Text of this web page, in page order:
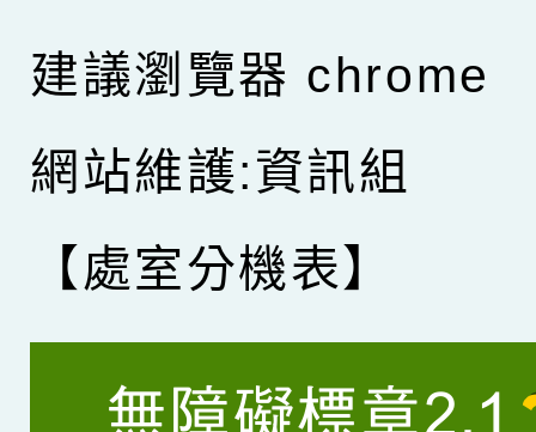
建議瀏覽器 chrome
網站維護:資訊組
【處室分機表】